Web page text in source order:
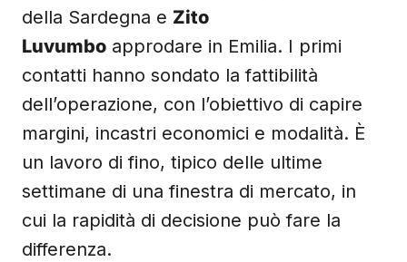
della Sardegna e Zito
Luvumbo approdare in Emilia. I primi
contatti hanno sondato la fattibilità
dell’operazione, con l’obiettivo di capire
margini, incastri economici e modalità. È
un lavoro di fino, tipico delle ultime
settimane di una finestra di mercato, in
cui la rapidità di decisione può fare la
differenza.